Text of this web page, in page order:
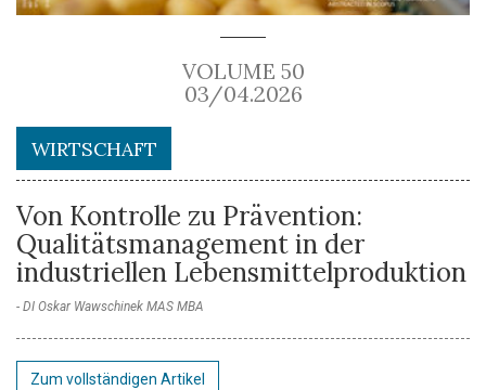
VOLUME 50
03/04.2026
WIRTSCHAFT
Von Kontrolle zu Prävention:
Qualitätsmanagement in der
industriellen Lebensmittelproduktion
DI Oskar Wawschinek MAS MBA
Zum vollständigen Artikel